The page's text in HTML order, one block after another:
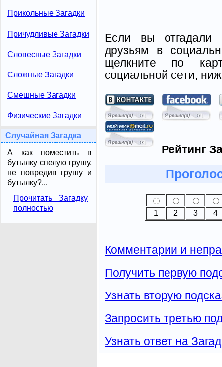
Прикольные Загадки
Причудливые Загадки
Словесные Загадки
Сложные Загадки
Смешные Загадки
Физические Загадки
Случайная Загадка
А как поместить в
бутылку спелую грушу,
не повредив грушу и
бутылку?...
Прочитать Загадку
полностью
Если вы отгадали
друзьям в
щелкните по
социальной сети,
Рейтинг
1 2 3 4
Комментарии и
Получить первую
Узнать вторую
Запросить третью
Узнать ответ на